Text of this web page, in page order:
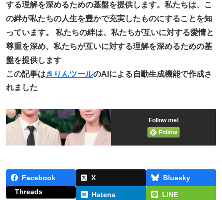
する理解を深めるための基盤を提供します。私たちは、こ
の絆が私たちの人生を豊かで充実したものにすることを知
っています。 私たちの絆は、私たちが互いに対する愛情と
尊重を深め、私たちが互いに対する理解を深めるための基
盤を提供します
この記事はきりんツールのAIによる自動生成機能で作成さ
れました
Follow me!
Facebook X
Bluesky
Threads
Hatena LINE